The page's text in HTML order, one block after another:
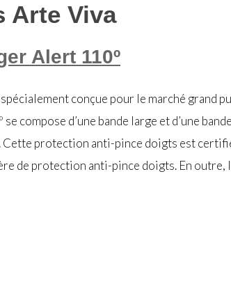
Arte Viva
Alert 110º
conçue pour le marché grand
compose d’une bande large et d’une
protection anti-pince doigts est
de protection anti-pince doigts. En